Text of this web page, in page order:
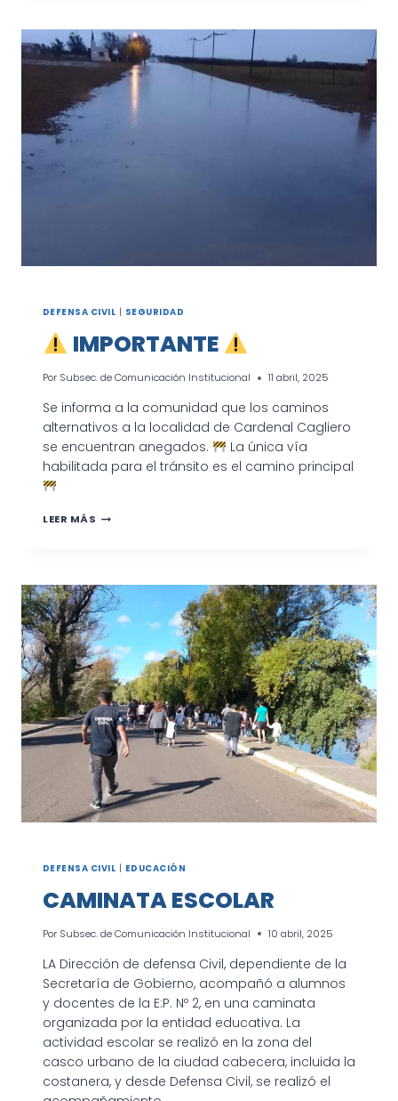
DE
DEFENSA
CIVIL
DE
LA
PROVINCIA
DEFENSA CIVIL SEGURIDAD
IMPORTANTE
Por Subsec. de Comunicación Institucional 11 abril, 2025
Se informa a la comunidad que los caminos
alternativos a la localidad de Cardenal Cagliero
se encuentran anegados.
La única vía
habilitada para el tránsito es el camino principal
LEER MÁS
DEFENSA CIVIL | EDUCACIÓN
CAMINATA ESCOLAR
Por Subsec. de Comunicación Institucional 10 abril, 2025
LA Dirección de defensa Civil, dependiente de la
Secretaría de Gobierno, acompañó a alumnos
y docentes de la E:P. Nº 2, en una caminata
organizada por la entidad educativa. La
actividad escolar se realizó en la zona del
casco urbano de la ciudad cabecera, incluida la
costanera, y desde Defensa Civil, se realizó el